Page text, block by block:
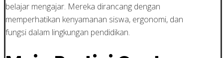
belajar mengajar. Mereka dirancang dengan
memperhatikan kenyamanan siswa, ergonomi, dan
fungsi dalam lingkungan pendidikan.